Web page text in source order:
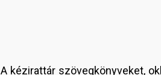
A kézirattár szövegkönyveket,